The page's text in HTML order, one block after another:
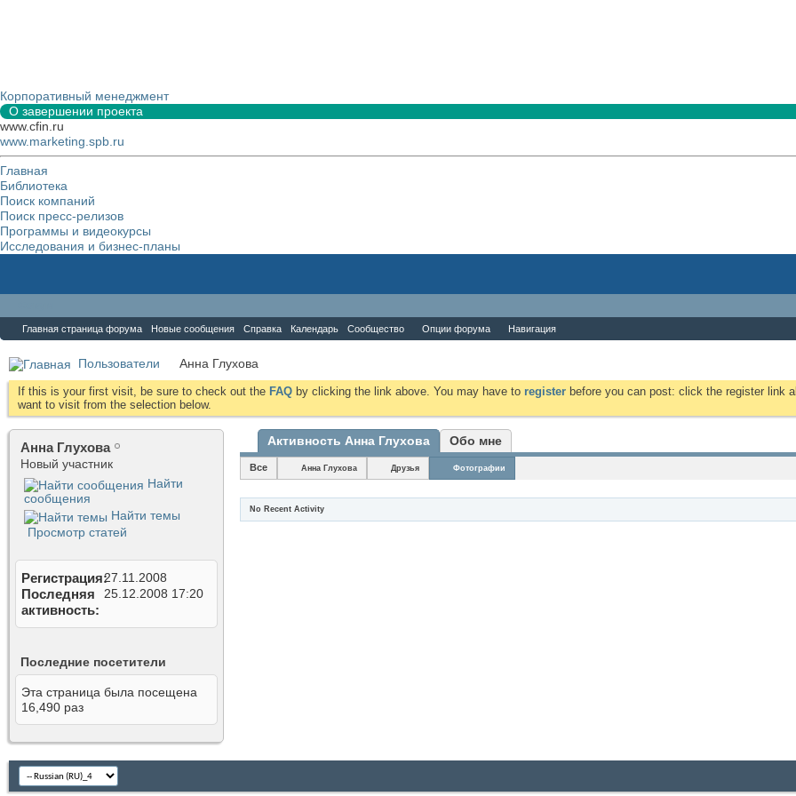
Корпоративный менеджмент
О завершении проекта
www.cfin.ru
www.marketing.spb.ru
Главная
Библиотека
Поиск компаний
Поиск пресс-релизов
Программы и видеокурсы
Исследования и бизнес-планы
Главная страница форума Новые сообщения Справка Календарь Сообщество Опции форума Навигация
Пользователи Анна Глухова
If this is your first visit, be sure to check out the FAQ by clicking the link above. You may have to register before you can post: click the register link
want to visit from the selection below.
Анна Глухова
Новый участник
Найти
сообщения
Найти темы
Просмотр статей
Регистрация27.11.2008
Последняя
активность
25.12.2008 17:20
Последние посетители
Эта страница была посещена
16,490 раз
Активность Анна Глухова Обо мне
Все Анна Глухова Друзья Фотографии
No Recent Activity